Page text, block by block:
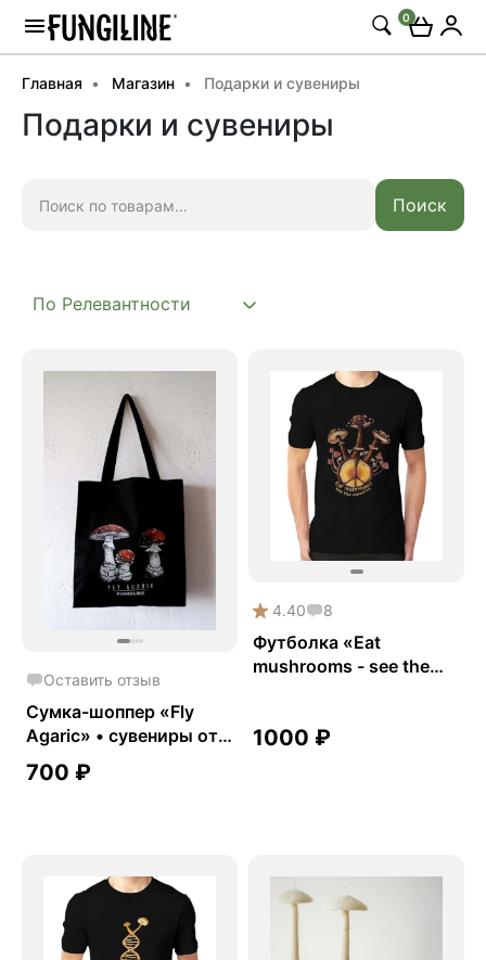
0
Главная Магазин Подарки и сувениры
Подарки и сувениры
Поиск
Оставить отзыв
Сумка-шоппер «Fly
Agaric» • сувениры от
Fungiline
700 ₽
4.40 8
Футболка «Eat
mushrooms - see the
1000 ₽